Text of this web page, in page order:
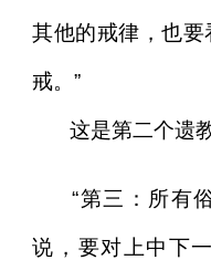
其他的戒律，也
戒。”
这是第二个遗教
“第三：所有
说，要对上中下